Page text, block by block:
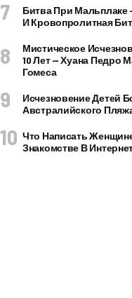
Битва При Мальплаке
И Кровопролитная
Мистическое
10 Лет — Хуана Педро
Гомеса
Исчезновение Детей
Австралийского
Что Написать
Знакомстве В